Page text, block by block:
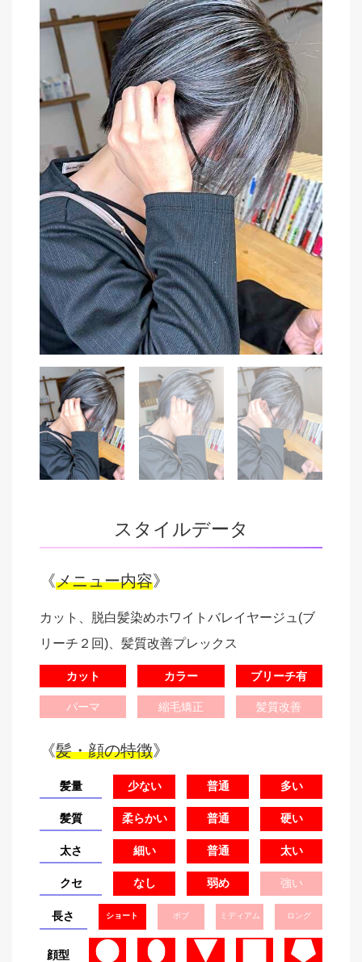
スタイルデータ
《メニュー内容》
カット、脱白髪染めホワイトバレイヤージュ(ブ
リーチ２回)、髪質改善プレックス
カット カラー ブリーチ有
パーマ 縮毛矯正 髪質改善
《髪・顔の特徴》
髪量 少ない 普通 多い
髪質 柔らかい 普通 硬い
太さ 細い 普通 太い
クセ なし 弱め 強い
長さ ショート ボブ ミディアム ロング
顔型